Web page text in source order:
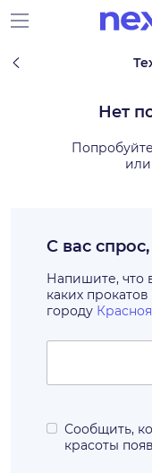
Нет
или
С вас
Напишите, что
каких прокатов
городу
Сообщить,
красоты